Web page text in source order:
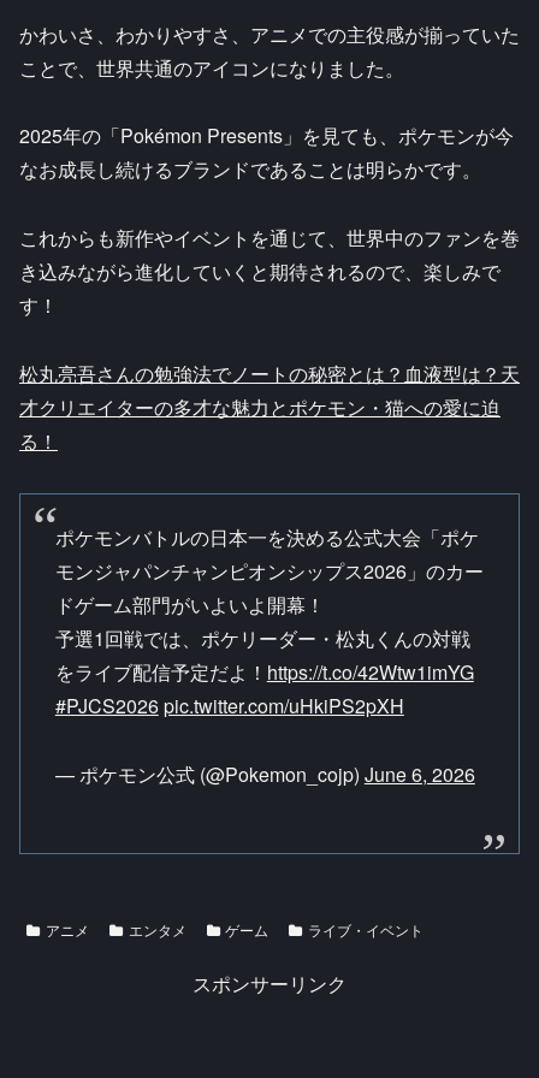
かわいさ、わかりやすさ、アニメでの主役感が揃っていた
ことで、世界共通のアイコンになりました。
2025年の「Pokémon Presents」を見ても、ポケモンが今
なお成長し続けるブランドであることは明らかです。
これからも新作やイベントを通じて、世界中のファンを巻
き込みながら進化していくと期待されるので、楽しみで
す！
松丸亮吾さんの勉強法でノートの秘密とは？血液型は？天
才クリエイターの多才な魅力とポケモン・猫への愛に迫
る！
ポケモンバトルの日本一を決める公式大会「ポケ
モンジャパンチャンピオンシップス2026」のカー
ドゲーム部門がいよいよ開幕！
予選1回戦では、ポケリーダー・松丸くんの対戦
をライブ配信予定だよ！ https://t.co/42Wtw1imYG
#PJCS2026pic.twitter.com/uHkiPS2pXH
— ポケモン公式 (@Pokemon_cojp) June 6, 2026
アニメ エンタメ ゲーム ライブ・イベント
スポンサーリンク